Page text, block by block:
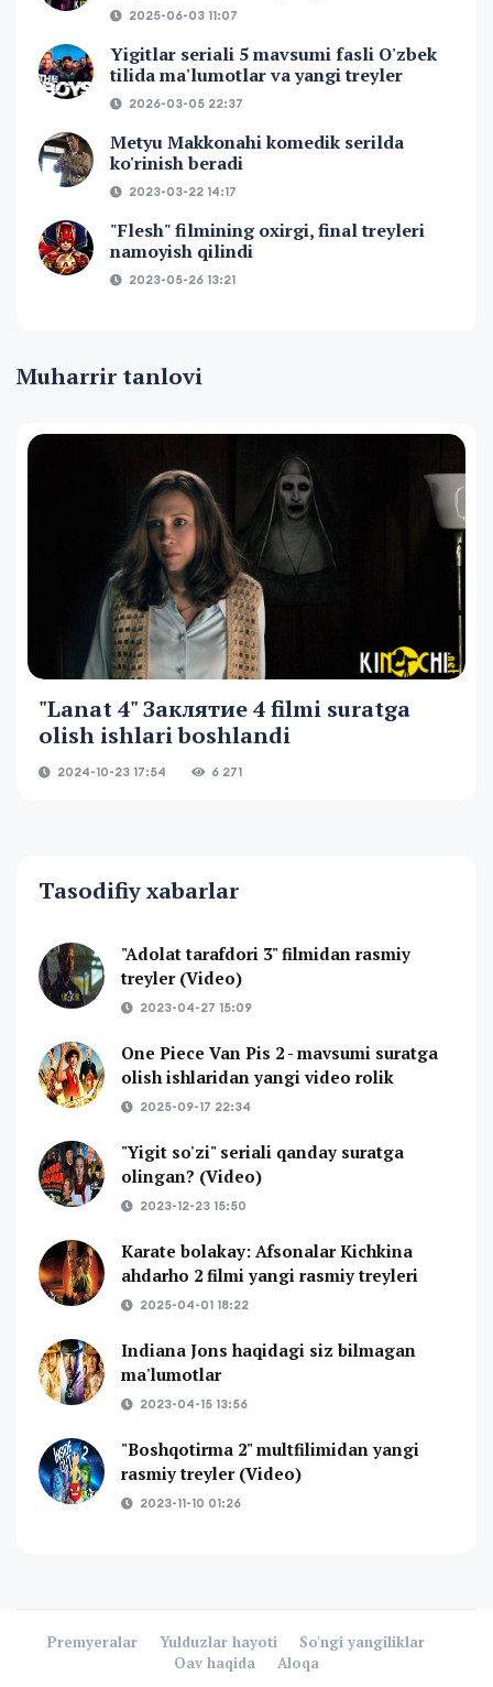
2025-06-03 11:07
Yigitlar seriali 5 mavsumi fasli O'zbek
tilida ma'lumotlar va yangi treyler
2026-03-05 22:37
Metyu Makkonahi komedik serilda
ko'rinish beradi
2023-03-22 14:17
"Flesh" filmining oxirgi, final treyleri
namoyish qilindi
2023-05-26 13:21
Muharrir tanlovi
"Lanat 4" Заклятие 4 filmi suratga
olish ishlari boshlandi
2024-10-23 17:54 6 271
Tasodifiy xabarlar
"Adolat tarafdori 3" filmidan rasmiy
treyler (Video)
2023-04-27 15:09
One Piece Van Pis 2 - mavsumi suratga
olish ishlaridan yangi video rolik
2025-09-17 22:34
"Yigit so'zi" seriali qanday suratga
olingan? (Video)
2023-12-23 15:50
Karate bolakay: Afsonalar Kichkina
ahdarho 2 filmi yangi rasmiy treyleri
2025-04-01 18:22
Indiana Jons haqidagi siz bilmagan
ma'lumotlar
2023-04-15 13:56
"Boshqotirma 2" multfilimidan yangi
rasmiy treyler (Video)
2023-11-10 01:26
Premyeralar Yulduzlar hayoti
So'ngi yangiliklar
Oav haqida
Aloqa